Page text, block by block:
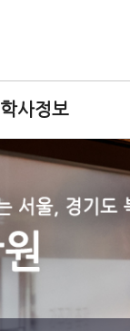
학사정보